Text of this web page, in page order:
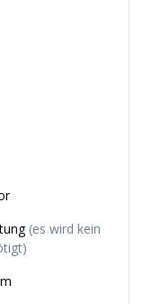
(es wird kein